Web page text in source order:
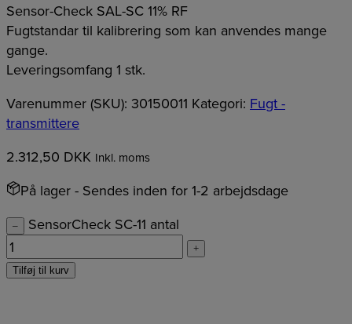
Sensor-Check SAL-SC 11% RF
Fugtstandar til kalibrering som kan anvendes mange
gange.
Leveringsomfang 1 stk.
Varenummer (SKU): 30150011 Kategori: Fugt -
transmittere
2.312,50 DKK Inkl. moms
På lager - Sendes inden for 1-2 arbejdsdage
– SensorCheck SC-11 antal
+
Tilføj til kurv